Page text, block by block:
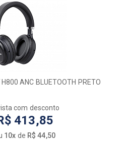
H800 ANC BLUETOOTH PRETO
com desconto
413,85
10x de R$ 44,50